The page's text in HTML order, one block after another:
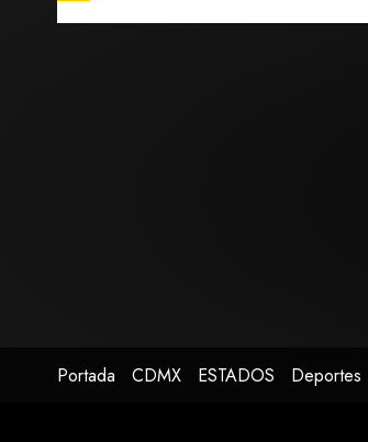
Portada CDMX ESTADOS Deportes